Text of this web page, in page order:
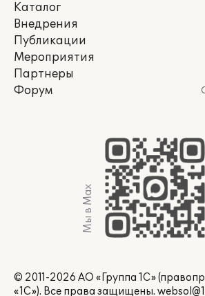
Каталог
Внедрения
Публикации
Мероприятия
Партнеры
Форум
Мы в Max
© 2011-2026 АО «Группа 1С»
«1С»). Все права защищены.